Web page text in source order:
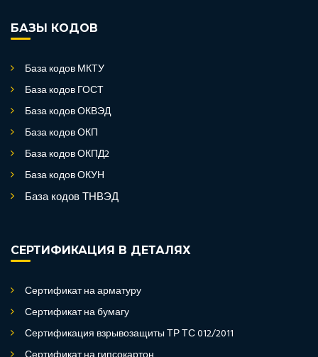
БАЗЫ КОДОВ
База кодов МКТУ
База кодов ГОСТ
База кодов ОКВЭД
База кодов ОКП
База кодов ОКПД2
База кодов ОКУН
База кодов ТНВЭД
СЕРТИФИКАЦИЯ В ДЕТАЛЯХ
Сертификат на арматуру
Сертификат на бумагу
Сертификация взрывозащиты ТР ТС 012/2011